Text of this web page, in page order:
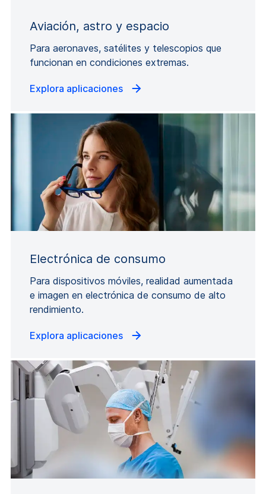
Aviación, astro y espacio
Para aeronaves, satélites y telescopios que
funcionan en condiciones extremas.
Explora aplicaciones
Electrónica de consumo
Para dispositivos móviles, realidad aumentada
e imagen en electrónica de consumo de alto
rendimiento.
Explora aplicaciones